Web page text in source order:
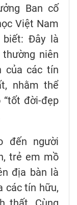
Ban cố
Việt Nam
biết: Đây là
niên
của các tín
nhằm thể
đời-đẹp
đến người
trẻ em mồ
địa bàn là
các tín hữu,